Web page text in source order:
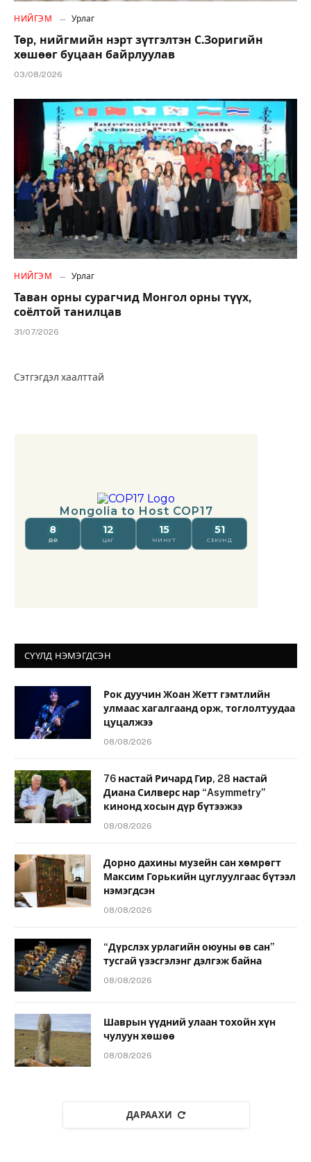
НИЙГЭМ Урлаг
Төр, нийгмийн нэрт зүтгэлтэн С.Зоригийн
хөшөөг буцаан байрлуулав
03/08/2026
НИЙГЭМ Урлаг
Таван орны сурагчид Монгол орны түүх,
соёлтой танилцав
31/07/2026
Сэтгэгдэл хаалттай
СҮҮЛД НЭМЭГДСЭН
Рок дуучин Жоан Жетт гэмтлийн
улмаас хагалгаанд орж, тоглолтуудаа
цуцалжээ
08/08/2026
76 настай Ричард Гир, 28 настай
Диана Силверс нар “Asymmetry”
кинонд хосын дүр бүтээжээ
08/08/2026
Дорно дахины музейн сан хөмрөгт
Максим Горькийн цуглуулгаас бүтээл
нэмэгдсэн
08/08/2026
“Дүрслэх урлагийн оюуны өв сан”
тусгай үзэсгэлэнг дэлгэж байна
08/08/2026
Шаврын үүдний улаан тохойн хүн
чулуун хөшөө
08/08/2026
ДАРААХИ